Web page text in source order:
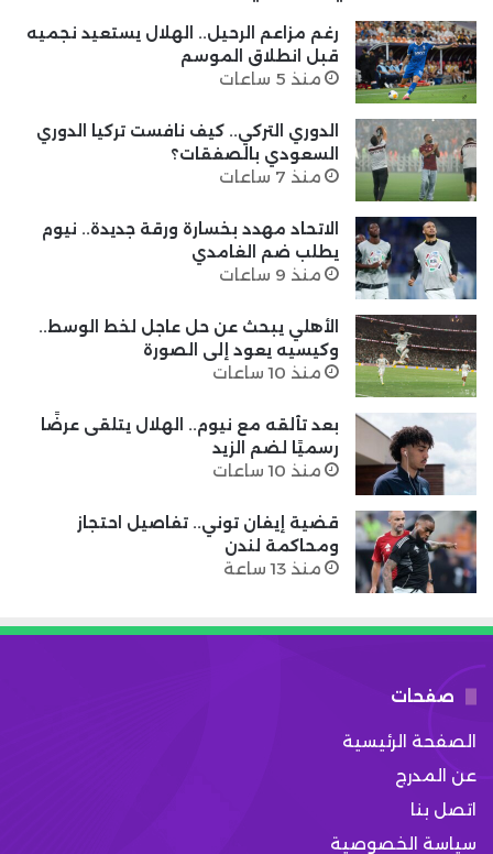
رغم مزاعم الرحيل.. الهلال يستعيد نجميه
قبل انطلاق الموسم
منذ 5 ساعات
الدوري التركي.. كيف نافست تركيا الدوري
السعودي بالصفقات؟
منذ 7 ساعات
الاتحاد مهدد بخسارة ورقة جديدة.. نيوم
يطلب ضم الغامدي
منذ 9 ساعات
الأهلي يبحث عن حل عاجل لخط الوسط..
وكيسيه يعود إلى الصورة
منذ 10 ساعات
بعد تألقه مع نيوم.. الهلال يتلقى عرضًا
رسميًا لضم الزيد
منذ 10 ساعات
قضية إيفان توني.. تفاصيل احتجاز
ومحاكمة لندن
منذ 13 ساعة
صفحات
الصفحة الرئيسية
عن المدرج
اتصل بنا
سياسة الخصوصية